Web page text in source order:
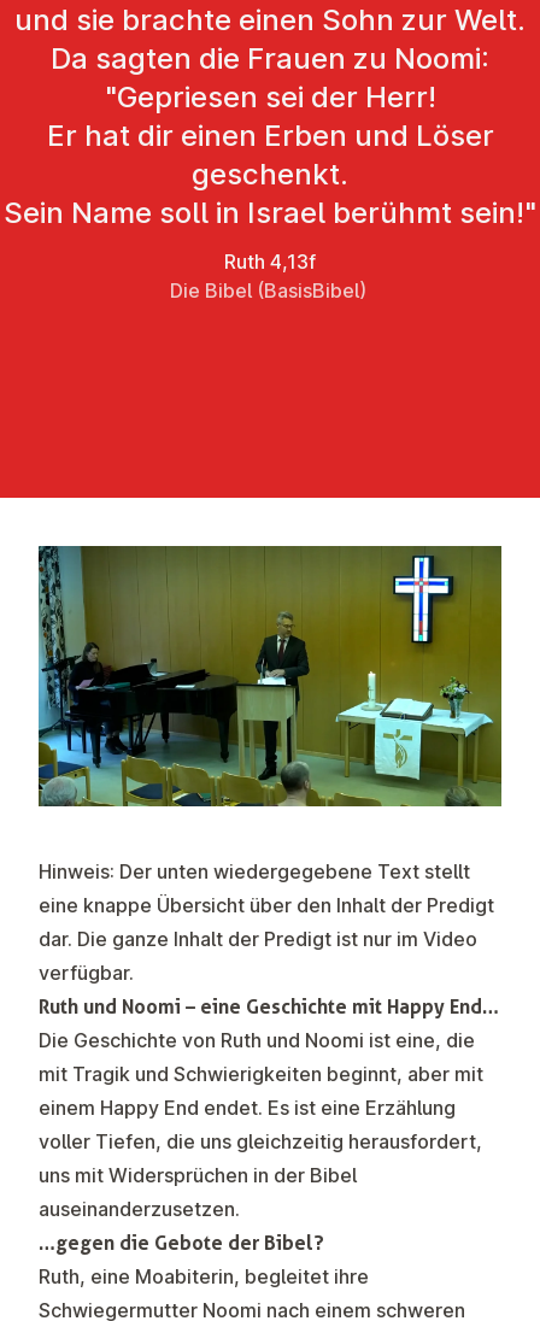
und sie brachte einen Sohn zur Welt.
Da sagten die Frauen zu Noomi:
"Gepriesen sei der Herr!
Er hat dir einen Erben und Löser
geschenkt.
Sein Name soll in Israel berühmt sein!"
Ruth 4,13f
Die Bibel (BasisBibel)
Hinweis: Der unten wiedergegebene Text stellt
eine knappe Übersicht über den Inhalt der Predigt
dar. Die ganze Inhalt der Predigt ist nur im Video
verfügbar.
Ruth und Noomi – eine Geschichte mit Happy End…
Die Geschichte von Ruth und Noomi ist eine, die
mit Tragik und Schwierigkeiten beginnt, aber mit
einem Happy End endet. Es ist eine Erzählung
voller Tiefen, die uns gleichzeitig herausfordert,
uns mit Widersprüchen in der Bibel
auseinanderzusetzen.
…gegen die Gebote der Bibel?
Ruth, eine Moabiterin, begleitet ihre
Schwiegermutter Noomi nach einem schweren